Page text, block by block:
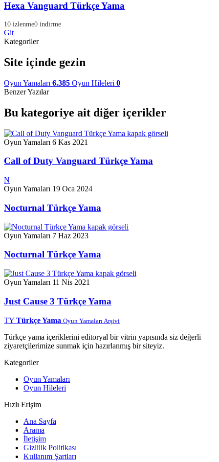
Hexa Vanguard Türkçe Yama
10 izlenme0 indirme
Git
Kategoriler
Site içinde gezin
Oyun Yamaları 6.385 Oyun Hileleri 0
Benzer Yazılar
Bu kategoriye ait diğer içerikler
Oyun Yamaları 6 Kas 2021
Call of Duty Vanguard Türkçe Yama
N
Oyun Yamaları 19 Oca 2024
Nocturnal Türkçe Yama
Oyun Yamaları 7 Haz 2023
Nocturnal Türkçe Yama
Oyun Yamaları 11 Nis 2021
Just Cause 3 Türkçe Yama
TY Türkçe Yama Oyun Yamaları Arşivi
Türkçe yama içeriklerini editoryal bir vitrin yapısında siz değerli
ziyaretçilerimize sunmak için hazırlanmış bir siteyiz.
Kategoriler
Oyun Yamaları
Oyun Hileleri
Hızlı Erişim
Ana Sayfa
Arama
İletişim
Gizlilik Politikası
Kullanım Şartları